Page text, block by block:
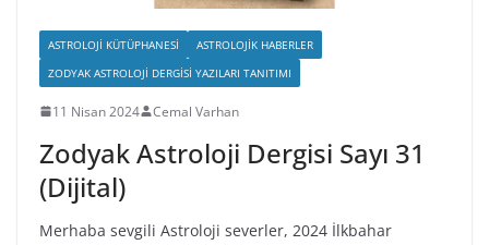
ASTROLOJI KÜTÜPHANESI
ASTROLOJIK HABERLER
ZODYAK ASTROLOJI DERGISI YAZILARI TANITIMI
11 Nisan 2024 Cemal Varhan
Zodyak Astroloji Dergisi Sayı 31
(Dijital)
Merhaba sevgili Astroloji severler, 2024 İlkbahar